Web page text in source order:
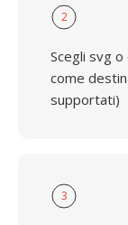
2
Scegli svg
come
supportati)
3